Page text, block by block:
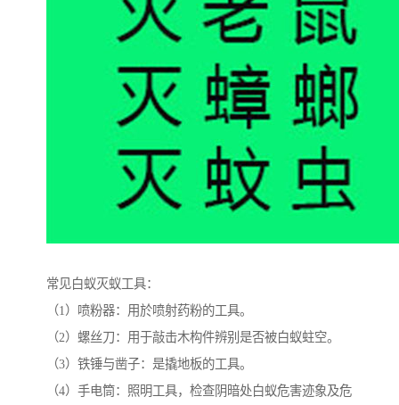
常见白蚁灭蚁工具：
（1）喷粉器：用於喷射药粉的工具。
（2）螺丝刀：用于敲击木构件辨别是否被白蚁蛀空。
（3）铁锤与凿子：是撬地板的工具。
（4）手电筒：照明工具，检查阴暗处白蚁危害迹象及危